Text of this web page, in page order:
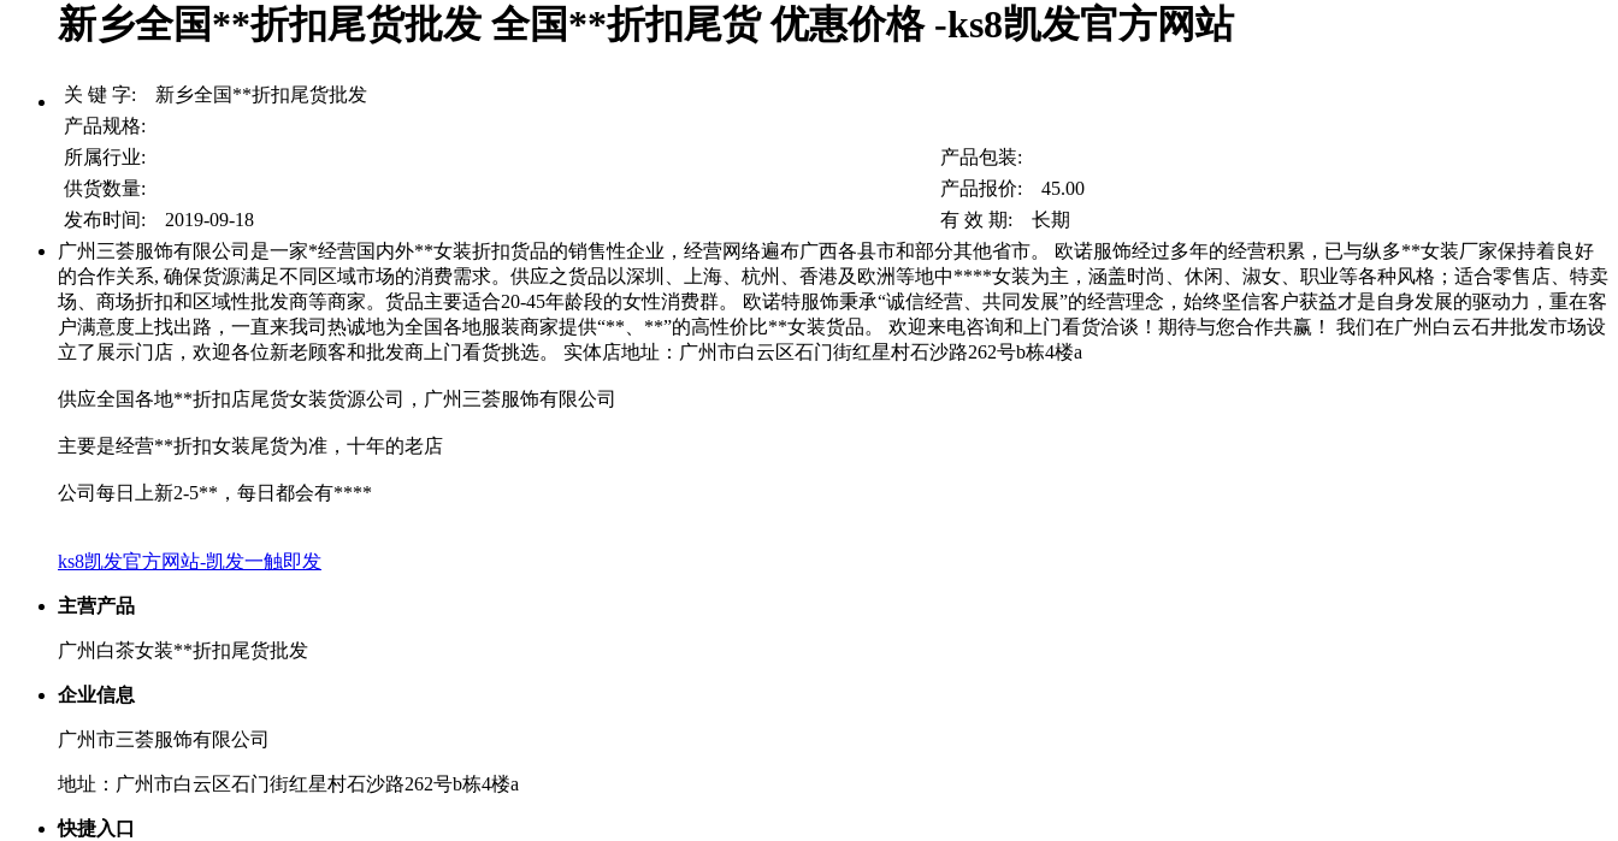
新乡全国**折扣尾货批发 全国**折扣尾货 优惠价格 -ks8凯发官方网站
关 键 字: 新乡全国**折扣尾货批发
产品规格:
所属行业:
产品包装:
供货数量:
产品报价: 45.00
发布时间: 2019-09-18
有 效 期: 长期
广州三荟服饰有限公司是一家*经营国内外**女装折扣货品的销售性企业，经营网络遍布广西各县市和部分其他省市。 欧诺服饰经过多年的经营积累，已与纵多**女装厂家保持着良好
的合作关系, 确保货源满足不同区域市场的消费需求。供应之货品以深圳、上海、杭州、香港及欧洲等地中****女装为主，涵盖时尚、休闲、淑女、职业等各种风格；适合零售店、特卖
场、商场折扣和区域性批发商等商家。货品主要适合20-45年龄段的女性消费群。 欧诺特服饰秉承“诚信经营、共同发展”的经营理念，始终坚信客户获益才是自身发展的驱动力，重在客
户满意度上找出路，一直来我司热诚地为全国各地服装商家提供“**、**”的高性价比**女装货品。 欢迎来电咨询和上门看货洽谈！期待与您合作共赢！ 我们在广州白云石井批发市场设
立了展示门店，欢迎各位新老顾客和批发商上门看货挑选。 实体店地址：广州市白云区石门街红星村石沙路262号b栋4楼a
供应全国各地**折扣店尾货女装货源公司，广州三荟服饰有限公司
主要是经营**折扣女装尾货为准，十年的老店
公司每日上新2-5**，每日都会有****
ks8凯发官方网站-凯发一触即发
主营产品
广州白茶女装**折扣尾货批发
企业信息
广州市三荟服饰有限公司
地址：广州市白云区石门街红星村石沙路262号b栋4楼a
快捷入口